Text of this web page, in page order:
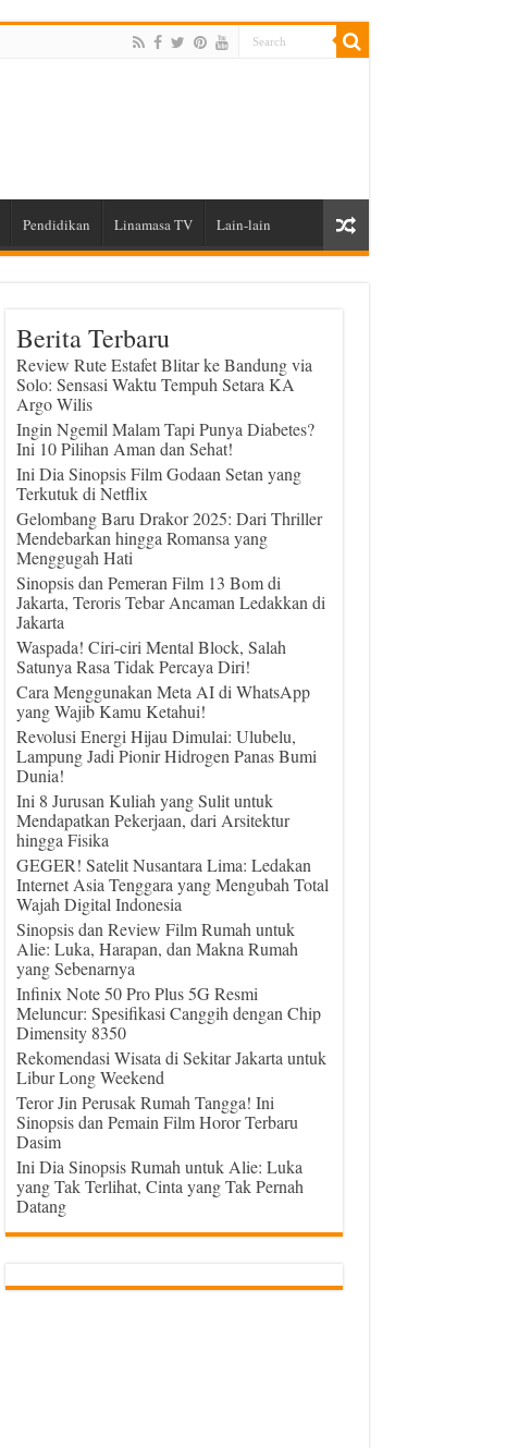
Pendidikan Linamasa TV Lain-lain
Berita Terbaru
Review Rute Estafet Blitar ke Bandung via
Solo: Sensasi Waktu Tempuh Setara KA
Argo Wilis
Ingin Ngemil Malam Tapi Punya Diabetes?
Ini 10 Pilihan Aman dan Sehat!
Ini Dia Sinopsis Film Godaan Setan yang
Terkutuk di Netflix
Gelombang Baru Drakor 2025: Dari Thriller
Mendebarkan hingga Romansa yang
Menggugah Hati
Sinopsis dan Pemeran Film 13 Bom di
Jakarta, Teroris Tebar Ancaman Ledakkan di
Jakarta
Waspada! Ciri-ciri Mental Block, Salah
Satunya Rasa Tidak Percaya Diri!
Cara Menggunakan Meta AI di WhatsApp
yang Wajib Kamu Ketahui!
Revolusi Energi Hijau Dimulai: Ulubelu,
Lampung Jadi Pionir Hidrogen Panas Bumi
Dunia!
Ini 8 Jurusan Kuliah yang Sulit untuk
Mendapatkan Pekerjaan, dari Arsitektur
hingga Fisika
GEGER! Satelit Nusantara Lima: Ledakan
Internet Asia Tenggara yang Mengubah Total
Wajah Digital Indonesia
Sinopsis dan Review Film Rumah untuk
Alie: Luka, Harapan, dan Makna Rumah
yang Sebenarnya
Infinix Note 50 Pro Plus 5G Resmi
Meluncur: Spesifikasi Canggih dengan Chip
Dimensity 8350
Rekomendasi Wisata di Sekitar Jakarta untuk
Libur Long Weekend
Teror Jin Perusak Rumah Tangga! Ini
Sinopsis dan Pemain Film Horor Terbaru
Dasim
Ini Dia Sinopsis Rumah untuk Alie: Luka
yang Tak Terlihat, Cinta yang Tak Pernah
Datang